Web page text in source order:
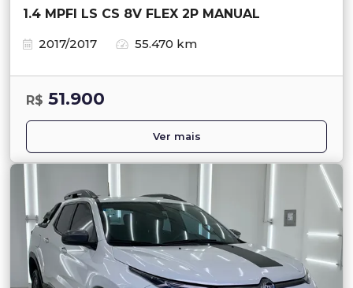
1.4 MPFI LS CS 8V FLEX 2P MANUAL
2017/2017
55.470 km
R$ 51.900
Ver mais